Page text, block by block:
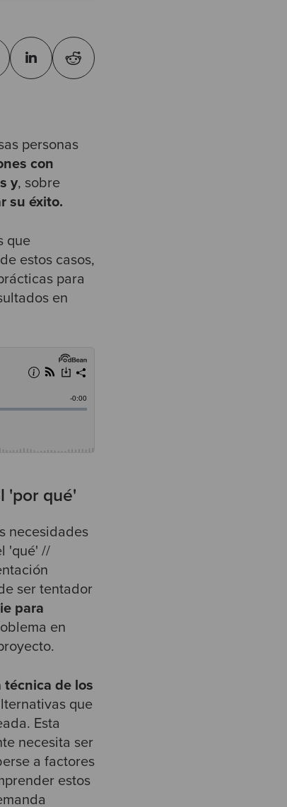
personas
con
y, sobre
su éxito.
que
estos casos,
para
en
'por qué'
necesidades
'qué' //
ser tentador
para
en
técnica de los
que
Esta
necesita ser
a factores
estos